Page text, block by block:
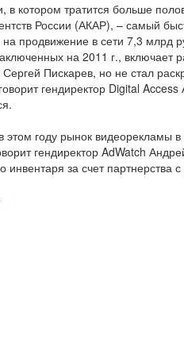
котором тратится больше
России (АКАР), – самый
на продвижение в сети 7,3
на 2011 г., включает
Пискарев, но не стал
гендиректор Digital
этом году рынок видеорекламы
гендиректор AdWatch
за счет партнерства